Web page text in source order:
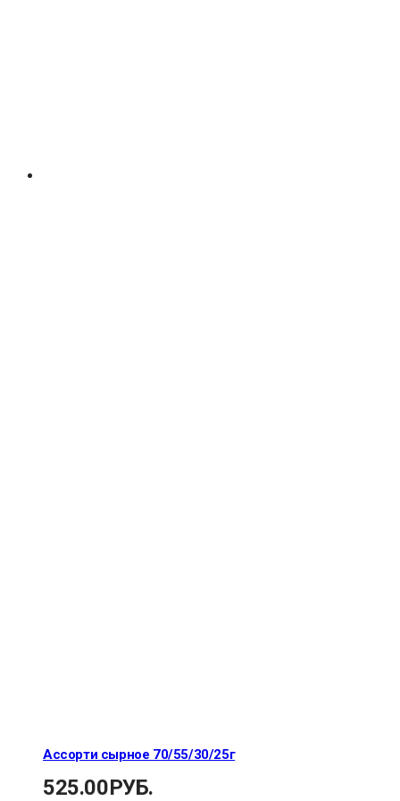
Ассорти сырное 70/55/30/25г
525.00РУБ.